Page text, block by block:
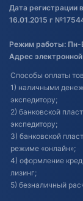
Дата регистрации
16.01.2015 г
Режим работы: Пн-
Адрес
Способы оплаты
1) наличными
экспедитору;
2) банковской
экспедитору;
3) банковской
режиме «онлайн»;
4) оформление
лизинг;
5) безналичный